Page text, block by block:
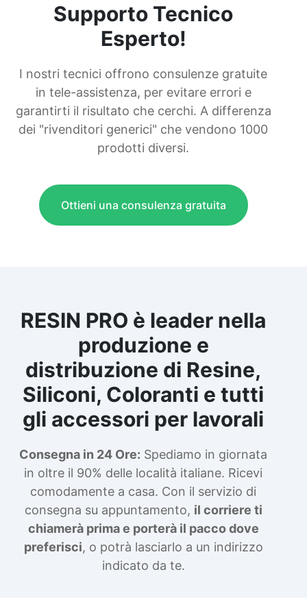
Supporto Tecnico
Esperto!
I nostri tecnici offrono consulenze gratuite
in tele-assistenza, per evitare errori e
garantirti il risultato che cerchi. A differenza
dei "rivenditori generici" che vendono 1000
prodotti diversi.
Ottieni una consulenza gratuita
RESIN PRO è leader nella
produzione e
distribuzione di Resine,
Siliconi, Coloranti e tutti
gli accessori per lavorali
Consegna in 24 Ore: Spediamo in giornata
in oltre il 90% delle località italiane. Ricevi
comodamente a casa. Con il servizio di
consegna su appuntamento, il corriere ti
chiamerà prima e porterà il pacco dove
preferisci, o potrà lasciarlo a un indirizzo
indicato da te.